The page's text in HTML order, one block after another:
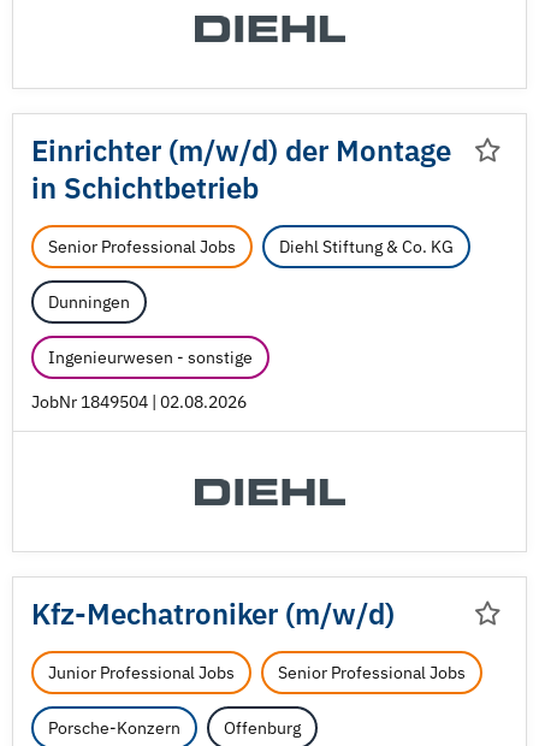
Einrichter (m/w/d) der Montage
in Schichtbetrieb
Senior Professional Jobs Diehl Stiftung & Co. KG
Dunningen
Ingenieurwesen - sonstige
JobNr 1849504 | 02.08.2026
Kfz-Mechatroniker (m/w/d)
Junior Professional Jobs Senior Professional Jobs
Porsche-Konzern Offenburg